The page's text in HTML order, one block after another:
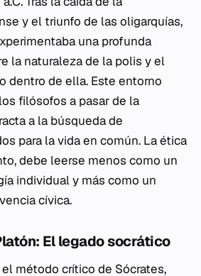
y el triunfo de las oligarquías,
una profunda
la naturaleza de la polis y el
dentro de ella. Este entorno
filósofos a pasar de la
a la búsqueda de
para la vida en común. La ética
debe leerse menos como un
individual y más como un
cívica.
El legado socrático
método crítico de Sócrates,